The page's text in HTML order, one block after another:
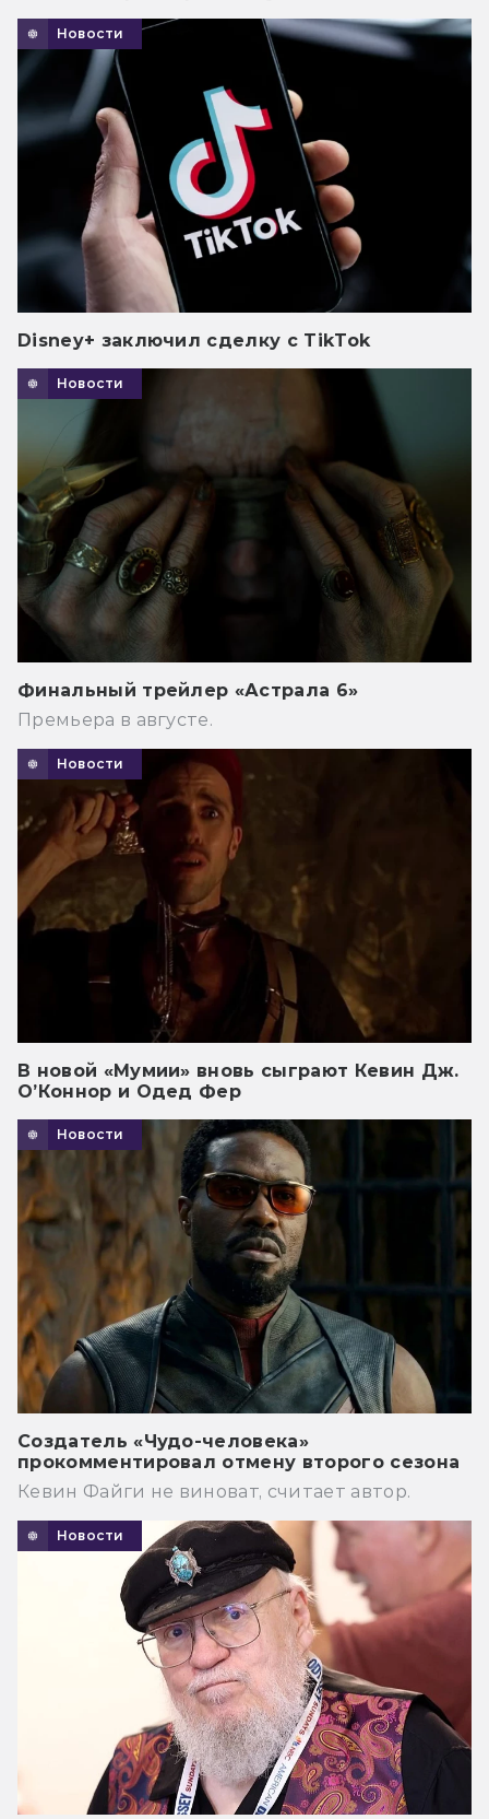
Новости
Disney+ заключил сделку с TikTok
Новости
Финальный трейлер «Астрала 6»
Премьера в августе.
Новости
В новой «Мумии» вновь сыграют Кевин Дж.
О’Коннор и Одед Фер
Новости
Создатель «Чудо-человека»
прокомментировал отмену второго сезона
Кевин Файги не виноват, считает автор.
Новости